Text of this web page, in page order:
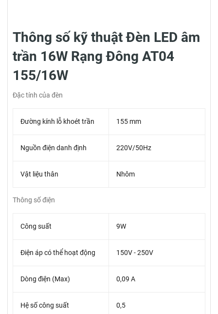
Thông số kỹ thuật Đèn LED âm
trần 16W Rạng Đông AT04
155/16W
Đặc tính của đèn
Đường kính lỗ khoét trần 155 mm
Nguồn điện danh định 220V/50Hz
Vật liệu thân Nhôm
Thông số điện
Công suất 9W
Điện áp có thể hoạt động 150V - 250V
Dòng điện (Max) 0,09 A
Hệ số công suất 0,5